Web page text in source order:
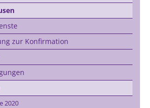
zur Konfirmation
2020